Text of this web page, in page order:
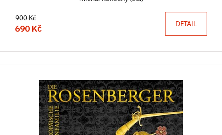
900 Kč
690 Kč DETAIL